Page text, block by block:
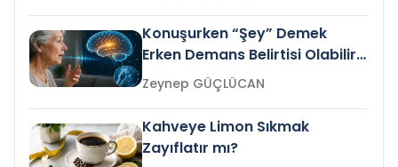
Konuşurken “Şey” Demek
Erken Demans Belirtisi Olabilir
mi?
Zeynep GÜÇLÜCAN
Kahveye Limon Sıkmak
Zayıflatır mı?